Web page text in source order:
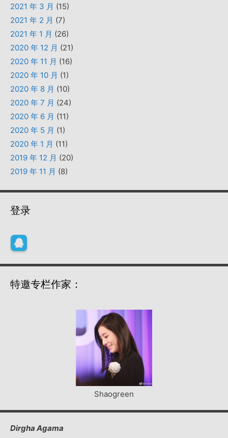
2021 年 3 月 (15)
2021 年 2 月 (7)
2021 年 1 月 (26)
2020 年 12 月 (21)
2020 年 11 月 (16)
2020 年 10 月 (1)
2020 年 8 月 (10)
2020 年 7 月 (24)
2020 年 6 月 (11)
2020 年 5 月 (1)
2020 年 1 月 (11)
2019 年 12 月 (20)
2019 年 11 月 (8)
登录
特邀专栏作家：
Shaogreen
Dirgha Agama